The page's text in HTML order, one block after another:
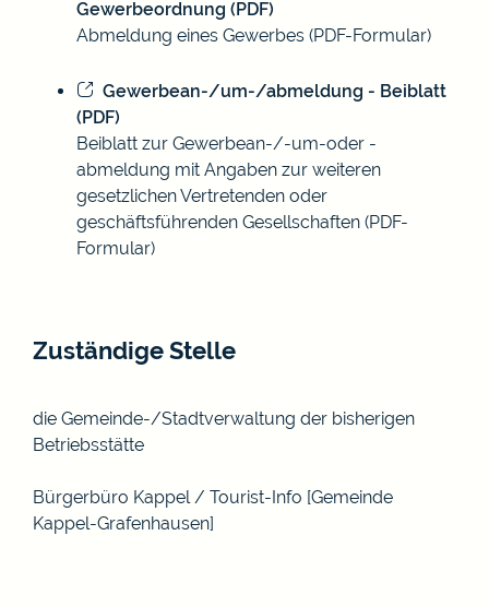
Gewerbeordnung (PDF)
Abmeldung eines Gewerbes (PDF-Formular)
Gewerbean-/um-/abmeldung - Beiblatt
(PDF)
Beiblatt zur Gewerbean-/-um-oder -
abmeldung mit Angaben zur weiteren
gesetzlichen Vertretenden oder
geschäftsführenden Gesellschaften (PDF-
Formular)
Zuständige Stelle
die Gemeinde-/Stadtverwaltung der bisherigen
Betriebsstätte
Bürgerbüro Kappel / Tourist-Info [Gemeinde
Kappel-Grafenhausen]